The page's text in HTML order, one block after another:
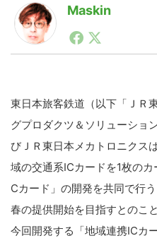
Maskin
1990年代初頭から
ートアップ業界のハ
生から普及成長まで
注目される。通信キ
スクとして数億PV
ペイン）の元日本
などを経て、現在、
注力中。
東日本旅客鉄道（以下「ＪＲ
グプロダクツ＆ソリューショ
びＪＲ東日本メカトロニクス
域の交通系ICカードを1枚の
Cカード」の開発を共同で行
春の提供開始を目指すとのこと
今回開発する「地域連携ICカ
AI
Drone
[YouTube]
投資家登録
Block Data Bank